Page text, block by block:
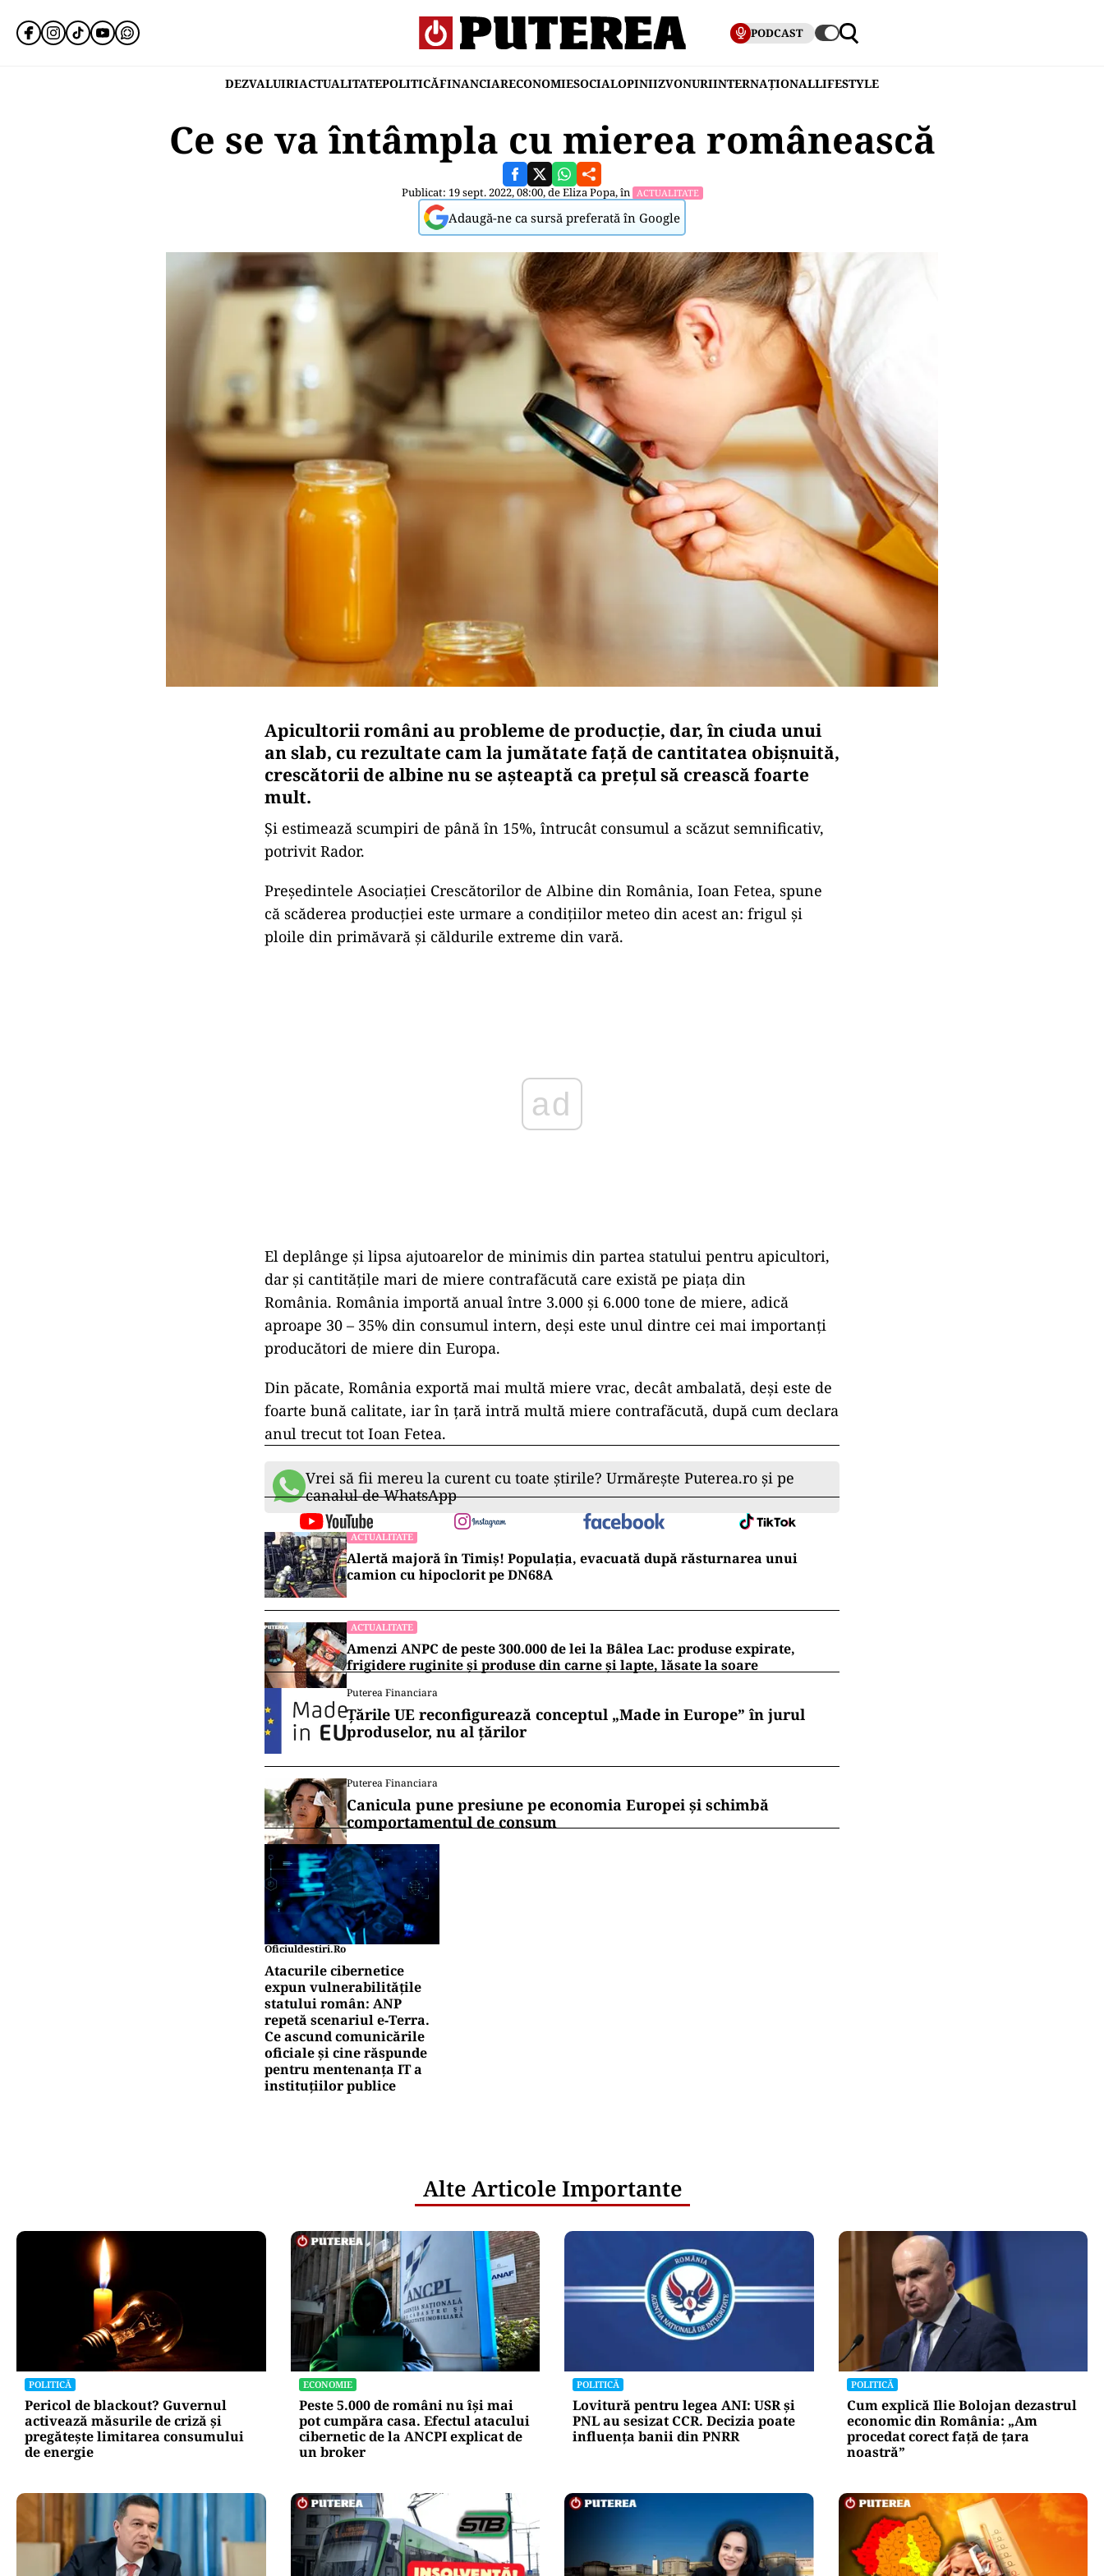
PODCAST
DEZVALUIRIACTUALITATEPOLITICĂFINANCIARECONOMIESOCIALOPINIIZVONURIINTERNAȚIONALLIFESTYLE
Ce se va întâmpla cu mierea românească
Publicat: 19 sept. 2022, 08:00, deEliza Popa, în ACTUALITATE
Adaugă-ne ca sursă preferată în Google
Apicultorii români au probleme de producţie, dar, în ciuda unui
an slab, cu rezultate cam la jumătate faţă de cantitatea obişnuită,
crescătorii de albine nu se aşteaptă ca preţul să crească foarte
mult.
Și estimează scumpiri de până în 15%, întrucât consumul a scăzut semnificativ,
potrivit Rador.
Preşedintele Asociaţiei Crescătorilor de Albine din România, Ioan Fetea, spune
că scăderea producţiei este urmare a condiţiilor meteo din acest an: frigul şi
ploile din primăvară şi căldurile extreme din vară.
El deplânge şi lipsa ajutoarelor de minimis din partea statului pentru apicultori,
dar şi cantităţile mari de miere contrafăcută care există pe piaţa din
România. România importă anual între 3.000 şi 6.000 tone de miere, adică
aproape 30 – 35% din consumul intern, deşi este unul dintre cei mai importanţi
producători de miere din Europa.
Din păcate, România exportă mai multă miere vrac, decât ambalată, deşi este de
foarte bună calitate, iar în ţară intră multă miere contrafăcută, după cum declara
anul trecut tot Ioan Fetea.
Vrei să fii mereu la curent cu toate știrile? Urmărește Puterea.ro și pe
canalul de WhatsApp
ACTUALITATE
Alertă majoră în Timiș! Populația, evacuată după răsturnarea unui
camion cu hipoclorit pe DN68A
ACTUALITATE
Amenzi ANPC de peste 300.000 de lei la Bâlea Lac: produse expirate,
frigidere ruginite și produse din carne și lapte, lăsate la soare
Puterea Financiara
Țările UE reconfigurează conceptul „Made in Europe” în jurul
produselor, nu al țărilor
Puterea Financiara
Canicula pune presiune pe economia Europei și schimbă
comportamentul de consum
Oficiuldestiri.ro
Atacurile cibernetice
expun vulnerabilitățile
statului român: ANP
repetă scenariul e‑Terra.
Ce ascund comunicările
oficiale și cine răspunde
pentru mentenanța IT a
instituțiilor publice
Alte Articole Importante
POLITICĂ
Pericol de blackout? Guvernul
activează măsurile de criză și
pregătește limitarea consumului
de energie
ECONOMIE
Peste 5.000 de români nu își mai
pot cumpăra casa. Efectul atacului
cibernetic de la ANCPI explicat de
un broker
POLITICĂ
Lovitură pentru legea ANI: USR și
PNL au sesizat CCR. Decizia poate
influența banii din PNRR
POLITICĂ
Cum explică Ilie Bolojan dezastrul
economic din România: „Am
procedat corect față de țara
noastră”